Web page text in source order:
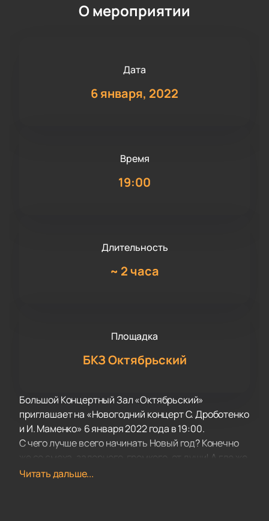
О мероприятии
Дата
6 января, 2022
Время
19:00
Длительность
~ 2 часа
Площадка
БКЗ Октябрьский
Большой Концертный Зал «Октябрьский»
приглашает на «Новогодний концерт С. Дроботенко
и И. Маменко» 6 января 2022 года в 19:00.
С чего лучше всего начинать Новый год? Конечно
же со смеха, задорного, громкого, от души! А где же
его взять? На концерте Сергея Дроботенко и Игоря
Читать дальше...